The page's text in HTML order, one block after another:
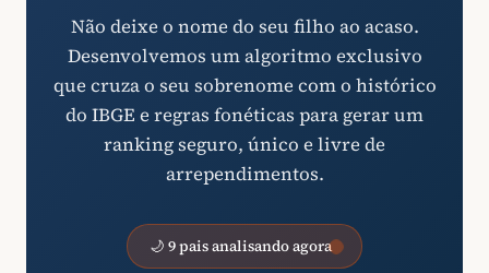
Não deixe o nome do seu filho ao acaso.
Desenvolvemos um algoritmo exclusivo
que cruza o seu sobrenome com o histórico
do IBGE e regras fonéticas para gerar um
ranking seguro, único e livre de
arrependimentos.
🌙 9 pais analisando agora